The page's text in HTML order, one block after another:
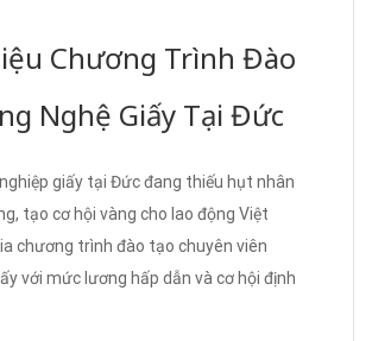
Chương Trình Đào
Nghệ Giấy Tại Đức
giấy tại Đức đang thiếu hụt nhân
tạo cơ hội vàng cho lao động Việt
chương trình đào tạo chuyên viên
với mức lương hấp dẫn và cơ hội định